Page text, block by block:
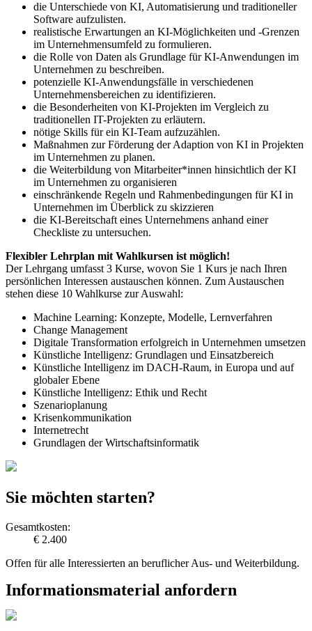
die Unterschiede von KI, Automatisierung und traditioneller
Software aufzulisten.
realistische Erwartungen an KI-Möglichkeiten und -Grenzen
im Unternehmensumfeld zu formulieren.
die Rolle von Daten als Grundlage für KI-Anwendungen im
Unternehmen zu beschreiben.
potenzielle KI-Anwendungsfälle in verschiedenen
Unternehmensbereichen zu identifizieren.
die Besonderheiten von KI-Projekten im Vergleich zu
traditionellen IT-Projekten zu erläutern.
nötige Skills für ein KI-Team aufzuzählen.
Maßnahmen zur Förderung der Adaption von KI in Projekten
im Unternehmen zu planen.
die Weiterbildung von Mitarbeiter*innen hinsichtlich der KI
im Unternehmen zu organisieren
einschränkende Regeln und Rahmenbedingungen für KI in
Unternehmen im Überblick zu skizzieren
die KI-Bereitschaft eines Unternehmens anhand einer
Checkliste zu untersuchen.
Flexibler Lehrplan mit Wahlkursen ist möglich!
Der Lehrgang umfasst 3 Kurse, wovon Sie 1 Kurs je nach Ihren
persönlichen Interessen austauschen können. Zum Austauschen
stehen diese 10 Wahlkurse zur Auswahl:
Machine Learning: Konzepte, Modelle, Lernverfahren
Change Management
Digitale Transformation erfolgreich in Unternehmen umsetzen
Künstliche Intelligenz: Grundlagen und Einsatzbereich
Künstliche Intelligenz im DACH-Raum, in Europa und auf
globaler Ebene
Künstliche Intelligenz: Ethik und Recht
Szenarioplanung
Krisenkommunikation
Internetrecht
Grundlagen der Wirtschaftsinformatik
Sie möchten starten?
Gesamtkosten:
€ 2.400
Offen für alle Interessierten an beruflicher Aus- und Weiterbildung.
Informationsmaterial anfordern